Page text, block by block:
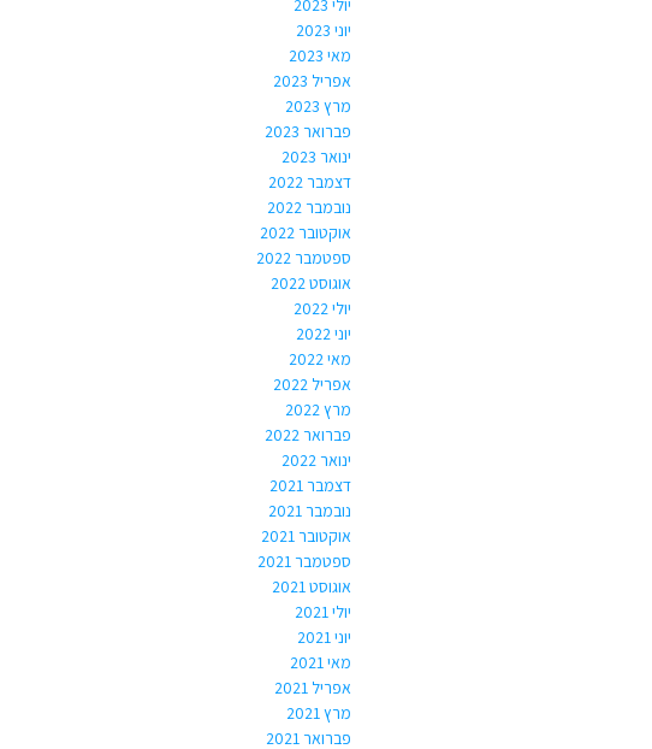
יוני 2023
מאי 2023
אפריל 2023
מרץ 2023
פברואר 2023
ינואר 2023
דצמבר 2022
נובמבר 2022
אוקטובר 2022
ספטמבר 2022
אוגוסט 2022
יולי 2022
יוני 2022
מאי 2022
אפריל 2022
מרץ 2022
פברואר 2022
ינואר 2022
דצמבר 2021
נובמבר 2021
אוקטובר 2021
ספטמבר 2021
אוגוסט 2021
יולי 2021
יוני 2021
מאי 2021
אפריל 2021
מרץ 2021
פברואר 2021